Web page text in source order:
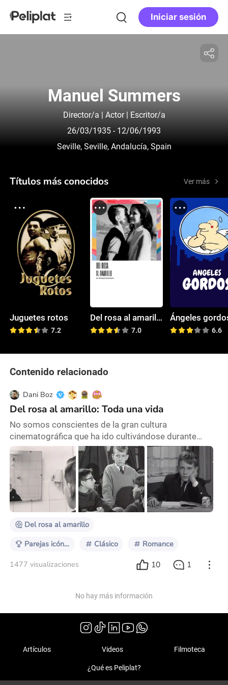
Iniciar sesión
Manuel Summers
Director/a | Actor | Escritor/a
26/03/1935 - 12/06/1993
Seville, Seville, Andalucía, Spain
Títulos más conocidos Ver más
Juguetes rotos
7.2
Del rosa al amarillo
7.0
Ángeles
6.6
Contenido relacionado
Dani Boz
Del rosa al amarillo: Toda una vida
No somos conscientes de la gran cultura
cinematográfica que ha ido cultivándose durante
décadas en España. Pese a ser un país el cual se vio
sumido entre las tinieblas del franquismo durante
cuarenta años, hubo grandes cineastas que fueron
forjando una historia increíble y de gran virtuosismo
en el mundo del cine. Muchas veces, la gran mayoría
de ellas por parte de los propios españoles, se ha tra
Del rosa al amarillo
Parejas icónicas Clásico Romance
1477 visualizaciones 10 1
No hay más información
Artículos Videos Filmoteca
¿Qué es Peliplat?